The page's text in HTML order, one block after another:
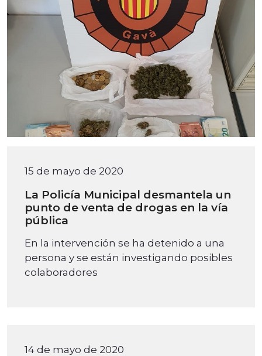
15 de mayo de 2020
La Policía Municipal desmantela un
punto de venta de drogas en la vía
pública
En la intervención se ha detenido a una
persona y se están investigando posibles
colaboradores
14 de mayo de 2020